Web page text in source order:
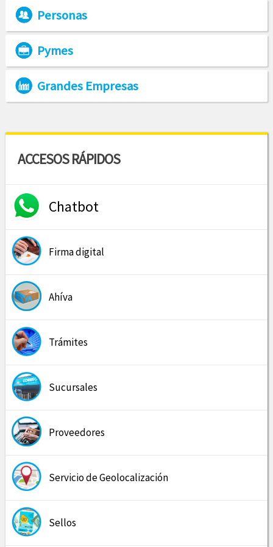
Personas
Pymes
Grandes Empresas
ACCESOS RÁPIDOS
Chatbot
Firma digital
Ahíva
Trámites
Sucursales
Proveedores
Servicio de Geolocalización
Sellos